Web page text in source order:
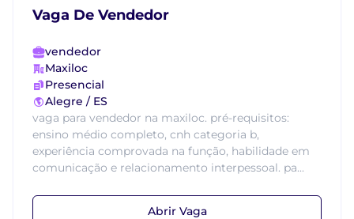
Vaga De Vendedor
vendedor
Maxiloc
Presencial
Alegre / ES
vaga para vendedor na maxiloc. pré-requisitos:
ensino médio completo, cnh categoria b,
experiência comprovada na função, habilidade em
comunicação e relacionamento interpessoal. pa...
Abrir Vaga